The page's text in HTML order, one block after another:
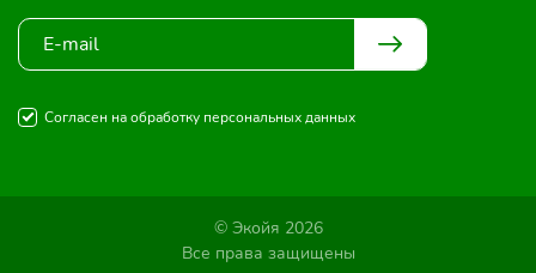
Согласен на обработку персональных данных
© Экойя 2026
Все права защищены